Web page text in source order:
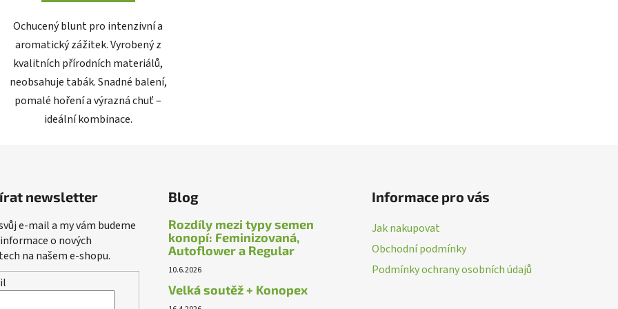
Ochucený blunt pro intenzivní a
aromatický zážitek. Vyrobený z
kvalitních přírodních materiálů,
neobsahuje tabák. Snadné balení,
pomalé hoření a výrazná chuť –
ideální kombinace.
newsletter
e-mail a my vám budeme
o nových
na našem e-shopu.
Blog
Rozdíly mezi typy semen
konopí: Feminizovaná,
Autoflower a Regular
10.6.2026
Velká soutěž + Konopex
Informace pro vás
Jak nakupovat
Obchodní podmínky
Podmínky ochrany osobních údajů